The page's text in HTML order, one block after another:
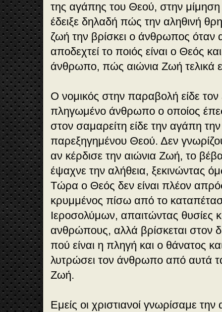
της αγάπης του Θεού, στην μίμηση
έδειξε δηλαδή πώς την αληθινή
ζωή την βρίσκει ο άνθρωπος όταν
αποδεχτεί το ποιός είναι ο Θεός
άνθρωπο, πώς αιώνια Ζωή τελικά
Ο νομικός στην παραβολή είδε τον
πληγωμένο άνθρωπο ο οποίος
στον σαμαρείτη είδε την αγάπη
παρεξηγημένου Θεού. Δεν
αν κέρδισε την αιώνια Ζωή, το
έψαχνε την αλήθεια, ξεκινώντας
Τώρα ο Θεός δεν είναι πλέον
κρυμμένος πίσω από το
Ιεροσολύμων, απαιτώντας θυσίες
ανθρώπους, αλλά βρίσκεται στον
πού είναι η πληγή και ο θάνατος
λυτρώσει τον άνθρωπο από αυτά
Ζωή.
Εμείς οι χριστιανοί γνωρίσαμε